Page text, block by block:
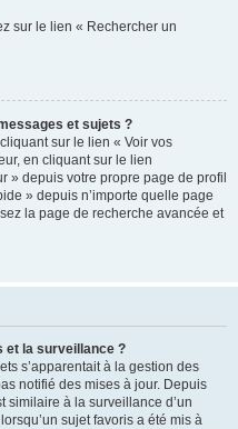
sur le lien « Rechercher un
et sujets ?
sur le lien « Voir vos
en cliquant sur le lien
» depuis votre propre page de profil
» depuis n’importe quelle page
la page de recherche avancée et
et la surveillance ?
s’apparentait à la gestion des
notifié des mises à jour. Depuis
similaire à la surveillance d’un
sujet favoris a été mis à